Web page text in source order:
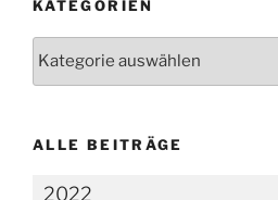
KATEGORIEN
ALLE BEITRÄGE
2022